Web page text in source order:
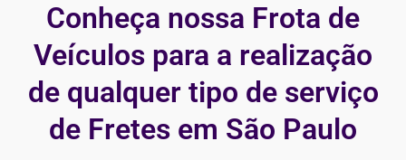
Conheça nossa Frota de
Veículos para a realização
de qualquer tipo de serviço
de Fretes em São Paulo